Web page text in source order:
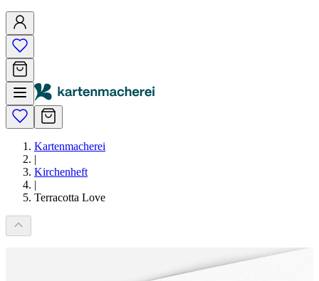
Kartenmacherei
|
Kirchenheft
|
Terracotta Love